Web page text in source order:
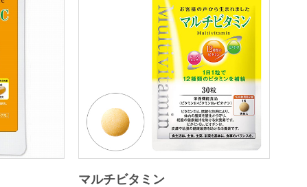
マルチビタミン